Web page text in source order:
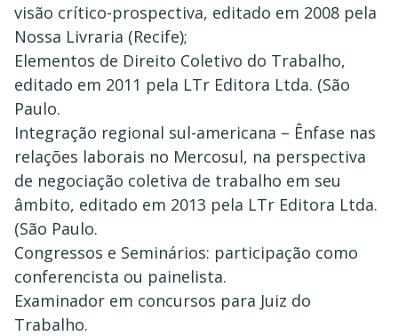
visão crítico-prospectiva, editado em 2008 pela
Nossa Livraria (Recife);
Elementos de Direito Coletivo do Trabalho,
editado em 2011 pela LTr Editora Ltda. (São
Paulo.
Integração regional sul-americana – Ênfase nas
relações laborais no Mercosul, na perspectiva
de negociação coletiva de trabalho em seu
âmbito, editado em 2013 pela LTr Editora Ltda.
(São Paulo.
Congressos e Seminários: participação como
conferencista ou painelista.
Examinador em concursos para Juiz do
Trabalho.